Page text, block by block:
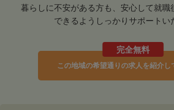
暮らしに不安がある方も、安心して就職
できるようしっかりサポートい
完全無料
この地域の希望通りの求人を紹介し